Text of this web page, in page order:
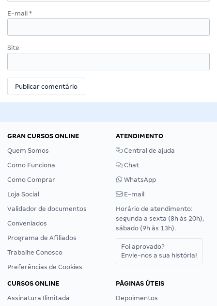
E-mail *
Site
GRAN CURSOS ONLINE
Quem Somos
Como Funciona
Como Comprar
Loja Social
Validador de documentos
Conveniados
Programa de Afiliados
Trabalhe Conosco
Preferências de Cookies
ATENDIMENTO
Central de ajuda
Chat
WhatsApp
E-mail
Horário de atendimento:
segunda a sexta (8h às 20h),
sábado (9h às 13h).
Foi aprovado?
Envie-nos a sua história!
CURSOS ONLINE
Assinatura Ilimitada
PÁGINAS ÚTEIS
Depoimentos